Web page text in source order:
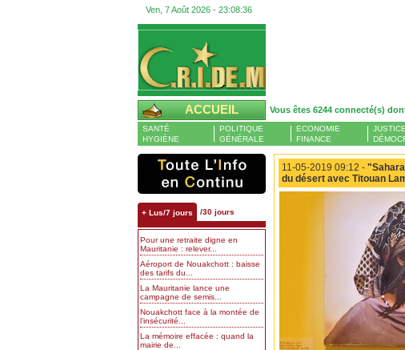
Ven, 7 Août 2026 - 23:08:36
ACCUEIL Vous êtes 6244 connecté(s)
SANTÉ
HYGIÈNE
POLITIQUE
GÉNÉRALE
ECONOMIE
FINANCE
JUSTICE
+ Lus/7 jours /30 jours
Pour une retraite digne en
Mauritanie : relever...
Aéroport de Nouakchott : baisse
des tarifs du...
La Mauritanie lance une
campagne de semis...
Nouakchott face à la montée de
l’insécurité...
La mémoire effacée : quand la
mairie de...
11-05-2019 09:12 -
du désert avec Titouan